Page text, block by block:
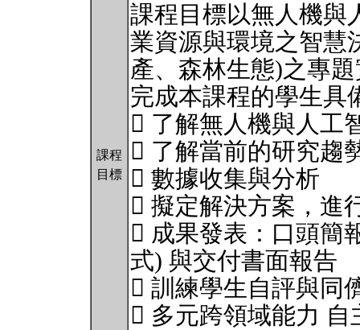
課程
目標
課程目標以無人機與
業資源與環境之智慧
產、森林生態)之專
完成本課程的學生具
 了解無人機與人工
 了解當前的研究趨
 數據收集與分析
 擬定解決方案，進
 成果發表：口頭簡
式) 與交付書面報告
 訓練學生自評與同
 多元跨領域能力